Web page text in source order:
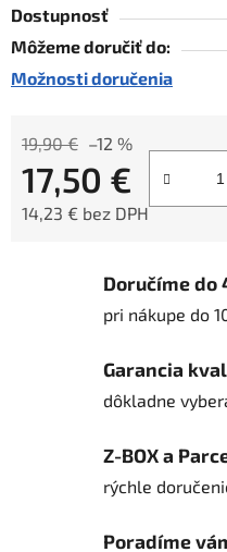
Dostupnosť
Môžeme doručiť do:
Možnosti doručenia
19,90 € –12 %
17,50 €
14,23 € bez DPH
Doručíme do
pri nákupe do
Garancia
dôkladne
Z-BOX a
rýchle
Poradíme